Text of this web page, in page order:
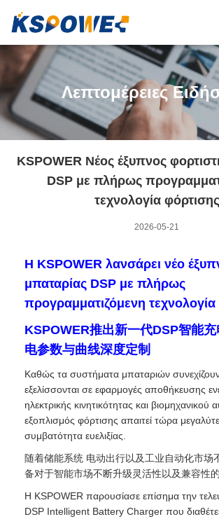
Λεπτομέρειες
KSPOWER Νέος έξυπνος
DSP με πλήρως
τεχνολογία φόρτισης
2026-05-21
Η KSPOWER λανσάρει νέο
μπαταρίας DSP με πλήρως
προγραμματιζόμενη τεχνολογία
KSPOWER推出新一代DSP智能
电参数与曲线深度定制
Καθώς τα συστήματα μπαταριών
εξελίσσονται σε εφαρμογές αποθήκευσης
ηλεκτρικής κινητικότητας και βιομηχανικού
εξοπλισμός φόρτισης απαιτεί τώρα
συμβατότητα ευελιξίας.
随着储能系统 电动出行以及工业自动化市场
备对于智能市场不断升级灵活性以及兼容性
Η KSPOWER παρουσίασε επίσημα την
DSP Intelligent Battery Charger που